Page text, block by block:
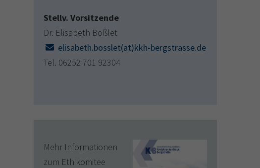
Stellv. Vorsitzende
Dr. Elisabeth Boßlet
elisabeth.bosslet(at)kkh-bergstrasse.de
Tel. 06252 701 92304
Mehr Informationen
zum Ethikomitee